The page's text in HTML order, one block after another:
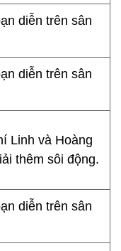
Linh và Hoàng
thêm sôi động.